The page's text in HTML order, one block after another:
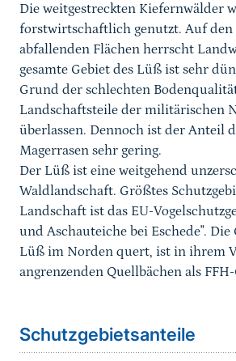
Die weitgestreckten Kiefernwälder
forstwirtschaftlich genutzt. Auf den
abfallenden Flächen herrscht
gesamte Gebiet des Lüß ist sehr
Grund der schlechten
Landschaftsteile der militärischen
überlassen. Dennoch ist der Anteil
Magerrasen sehr gering.
Der Lüß ist eine weitgehend
Waldlandschaft. Größtes
Landschaft ist das EU-
und Aschauteiche bei Eschede".
Lüß im Norden quert, ist in ihrem
angrenzenden Quellbächen als
Schutzgebietsanteile